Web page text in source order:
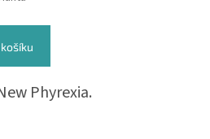
Phyrexia.